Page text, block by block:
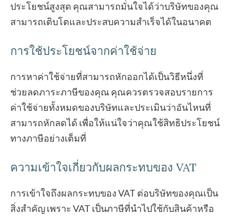
ประโยชน์สูงสุด คุณสามารถมั่นใจได้ว่าบริษัทของคุณ
สามารถเติบโตและประสบความสำเร็จได้ในอนาคต
การใช้ประโยชน์จากค่าใช้จ่าย
การหาค่าใช้จ่ายที่สามารถหักออกได้เป็นวิธีหนึ่งที่
ช่วยลดภาระภาษีของคุณ คุณควรตรวจสอบรายการ
ค่าใช้จ่ายทั้งหมดของบริษัทและประเมินว่าอันไหนที่
สามารถหักลดได้ เพื่อให้แน่ใจว่าคุณใช้สิทธิประโยชน์
ทางภาษีอย่างเต็มที่
ความเข้าใจเกี่ยวกับผลกระทบของ VAT
การเข้าใจถึงผลกระทบของ VAT ต่อบริษัทของคุณเป็น
สิ่งสำคัญ เพราะ VAT เป็นภาษีที่นำไปใช้กับสินค้าหรือ